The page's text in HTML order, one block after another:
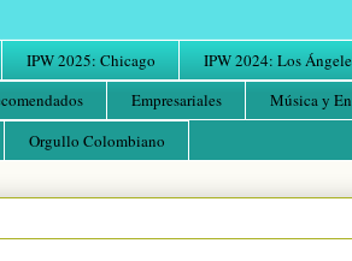
IPW 2025: Chicago IPW 2024: Los
Empresariales Música y
Orgullo Colombiano